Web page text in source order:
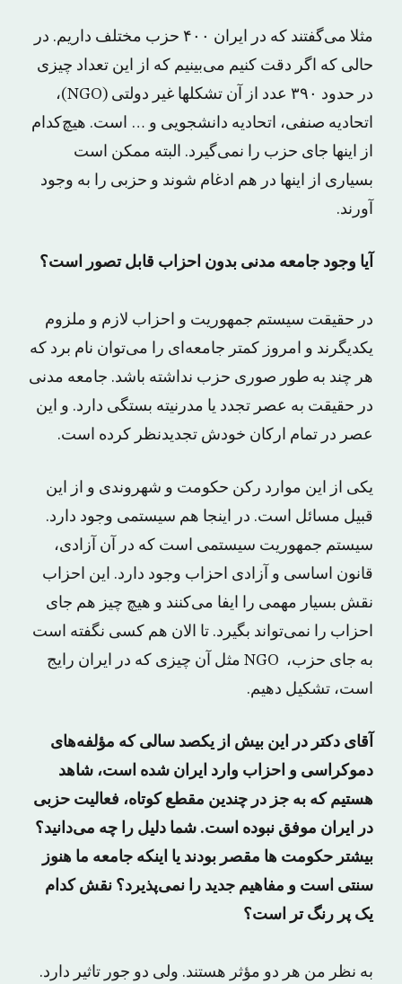
مثلا می‌گفتند که در ایران ۴۰۰ حزب مختلف داریم. در
حالی که اگر دقت کنیم می‌بینیم که از این تعداد چیزی
در حدود ۳۹۰ عدد از آن تشکلها غیر دولتی (NGO)،
اتحادیه صنفی، اتحادیه دانشجویی و … است. هیچ‌کدام
از اینها جای حزب را نمی‌گیرد. البته ممکن است
بسیاری از اینها در هم ادغام شوند و حزبی را به وجود
آورند.
آیا وجود جامعه مدنی بدون احزاب قابل تصور است؟
در حقیقت سیستم جمهوریت و احزاب لازم و ملزوم
یکدیگرند و امروز کمتر جامعه‌ای را می‌توان نام برد که
هر چند به طور صوری حزب نداشته باشد. جامعه مدنی
در حقیقت به عصر تجدد یا مدرنیته بستگی دارد. و این
عصر در تمام ارکان خودش تجدیدنظر کرده است.
یکی از این موارد رکن حکومت و شهروندی و از این
قبیل مسائل است. در اینجا هم سیستمی وجود دارد.
سیستم جمهوریت سیستمی است که در آن آزادی،
قانون اساسی و آزادی احزاب وجود دارد. این احزاب
نقش بسیار مهمی را ایفا می‌کنند و هیچ چیز هم جای
احزاب را نمی‌تواند بگیرد. تا الان هم کسی نگفته است
به جای حزب، NGO مثل آن چیزی که در ایران رایج
است، تشکیل دهیم.
آقای دکتر در این بیش از یکصد سالی که مؤلفه‌های
دموکراسی و احزاب وارد ایران شده است، شاهد
هستیم که به جز در چندین مقطع کوتاه، فعالیت حزبی
در ایران موفق نبوده است. شما دلیل را چه می‌دانید؟
بیشتر حکومت ها مقصر بودند یا اینکه جامعه ما هنوز
سنتی است و مفاهیم جدید را نمی‌پذیرد؟ نقش کدام
یک پر رنگ تر است؟
به نظر من هر دو مؤثر هستند. ولی دو جور تاثیر دارد.